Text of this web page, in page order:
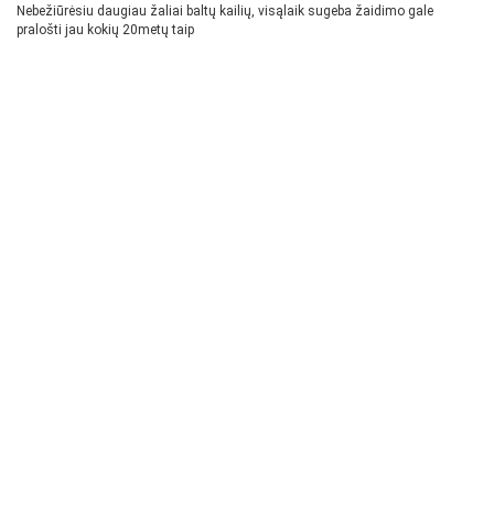
Nebežiūrėsiu daugiau žaliai baltų kailių, visąlaik sugeba žaidimo gale
pralošti jau kokių 20metų taip